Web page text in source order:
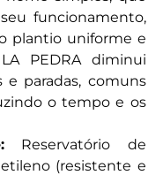
funcionamento,
plantio uniforme e
PEDRA diminui
e paradas, comuns
o tempo e os
Reservatório de
(resistente e